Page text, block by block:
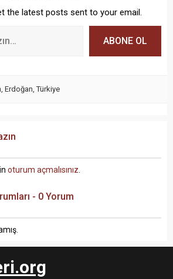
the latest posts sent to your email.
ABONE OL
Erdoğan ,Türkiye
oturum açmalısınız
- 0 Yorum